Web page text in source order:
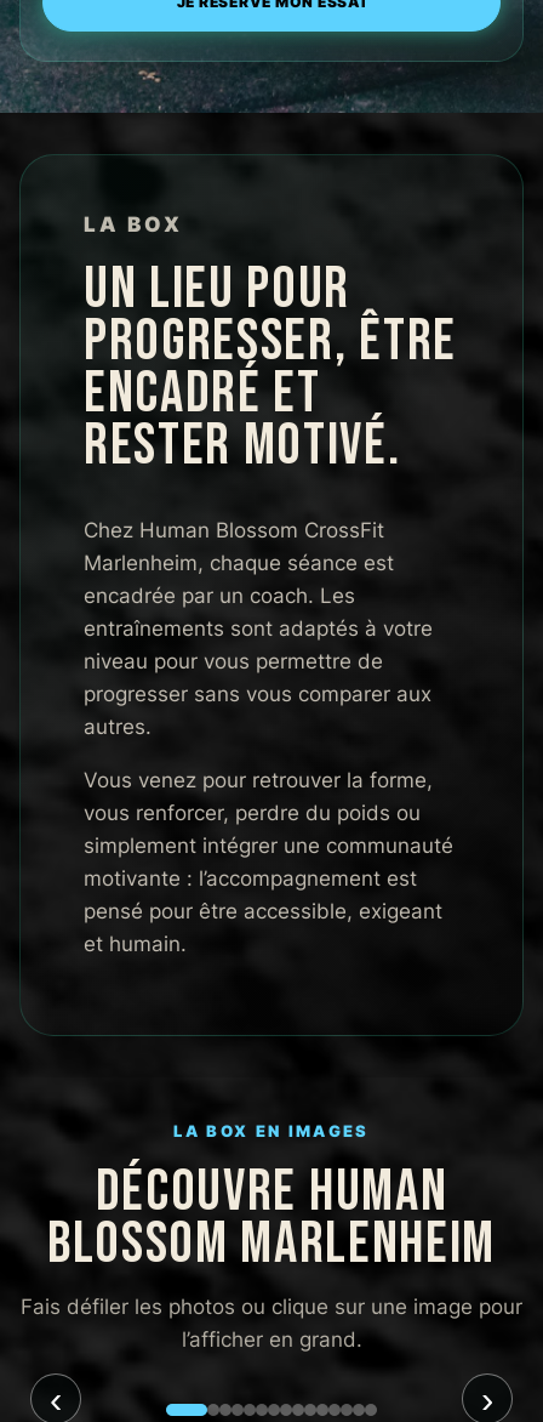
LA BOX
UN LIEU POUR
PROGRESSER, ÊTRE
ENCADRÉ ET
RESTER MOTIVÉ.
Chez Human Blossom CrossFit
Marlenheim, chaque séance est
encadrée par un coach. Les
entraînements sont adaptés à votre
niveau pour vous permettre de
progresser sans vous comparer aux
autres.
Vous venez pour retrouver la forme,
vous renforcer, perdre du poids ou
simplement intégrer une communauté
motivante : l’accompagnement est
pensé pour être accessible, exigeant
et humain.
LA BOX EN IMAGES
DÉCOUVRE HUMAN
BLOSSOM MARLENHEIM
Fais défiler les photos ou clique sur une image pour
l’afficher en grand.
‹ ›